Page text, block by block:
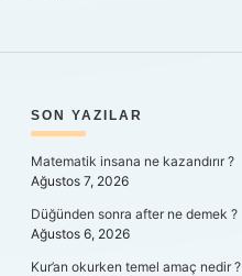
SIDEBAR
SON YAZILAR
Matematik insana ne kazandırır ?
Ağustos 7, 2026
Düğünden sonra after ne demek ?
Ağustos 6, 2026
Kur’an okurken temel amaç nedir ?